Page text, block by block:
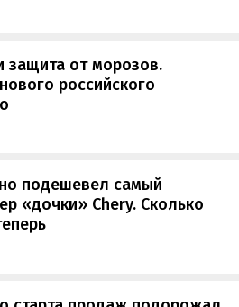
защита от морозов.
российского
подешевел самый
«дочки» Chery. Сколько